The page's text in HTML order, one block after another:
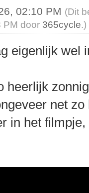
02:10 PM (Dit
PM door 365cycle.)
eigenlijk wel
heerlijk
net
in het